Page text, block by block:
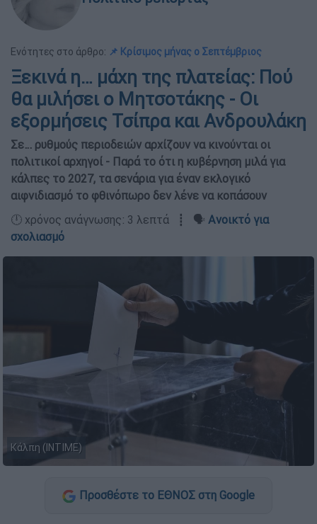
Ενότητες στο άρθρο: 📌 Κρίσιμος μήνας ο Σεπτέμβριος
Ξεκινά η… μάχη της πλατείας: Πού
θα μιλήσει ο Μητσοτάκης - Οι
εξορμήσεις Τσίπρα και Ανδρουλάκη
Σε… ρυθμούς περιοδειών αρχίζουν να κινούνται οι
πολιτικοί αρχηγοί - Παρά το ότι η κυβέρνηση μιλά για
κάλπες το 2027, τα σενάρια για έναν εκλογικό
αιφνιδιασμό το φθινόπωρο δεν λένε να κοπάσουν
🕛 χρόνος ανάγνωσης: 3 λεπτά ┋ 🗣️ Ανοικτό για
σχολιασμό
Κάλπη (ΙΝΤΙΜΕ)
Προσθέστε το ΕΘΝΟΣ στη Google